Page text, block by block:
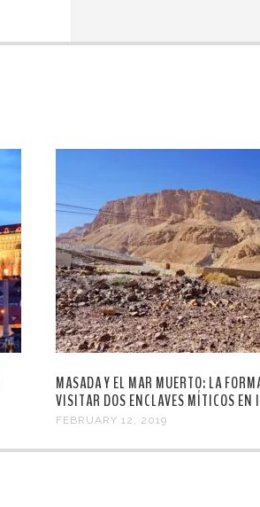
MASADA Y EL MAR MUERTO: LA
VISITAR DOS ENCLAVES MÍTICOS EN
FEBRUARY 12, 2019